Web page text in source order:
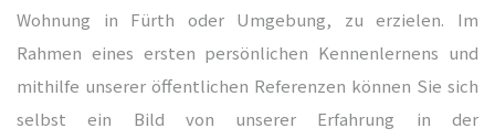
Wohnung in Fürth oder Umgebung, zu erzielen. Im
Rahmen eines ersten persönlichen Kennenlernens und
mithilfe unserer öffentlichen Referenzen können Sie sich
selbst ein Bild von unserer Erfahrung in der